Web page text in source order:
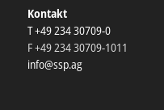
Kontakt
T +49 234 30709-0
F +49 234 30709-1011
info@ssp.ag